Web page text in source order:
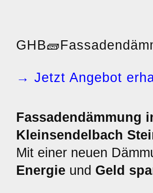
GHB🧱
→ Jetzt Angebot
Fassadendämmung
Kleinsendelbach
Mit einer neuen
Energie und Geld